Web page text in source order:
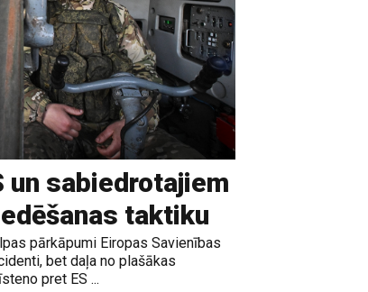
un sabiedrotajiem
taktiku
pārkāpumi Eiropas Savienības
bet daļa no plašākas
pret ES ...